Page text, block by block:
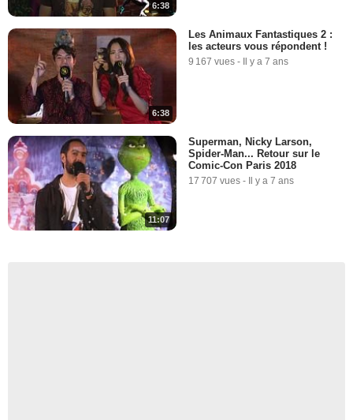
6:38
6:38
Les Animaux Fantastiques 2 :
les acteurs vous répondent !
9 167 vues - Il y a 7 ans
11:07
Superman, Nicky Larson,
Spider-Man... Retour sur le
Comic-Con Paris 2018
17 707 vues - Il y a 7 ans